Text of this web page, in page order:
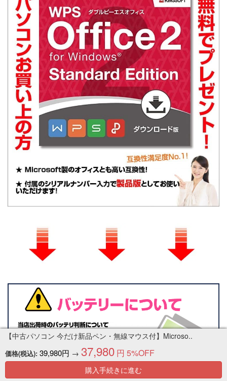
【中古パソコン 今だけ新品ペン・無線マウス付】Microso..
価格(税込): 39,980円 → 37,980 円 5%OFF
購入手続きに進む